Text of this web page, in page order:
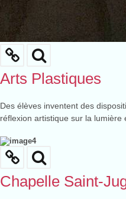
Arts Plastiques
Des élèves inventent des
réflexion artistique sur la lumière
Chapelle Saint-